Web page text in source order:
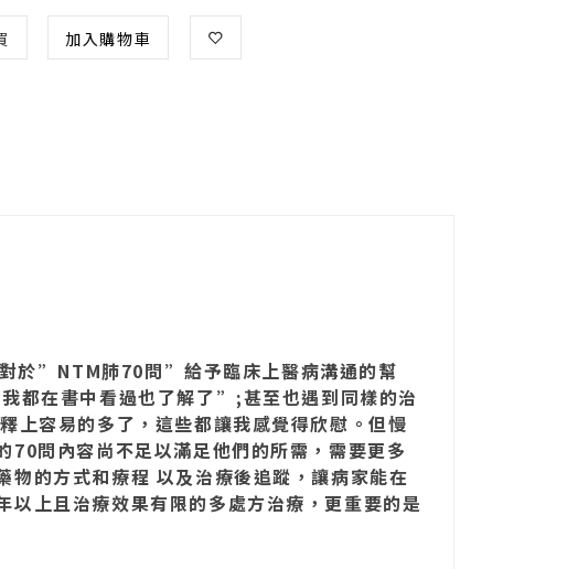
加入購物車
於”NTM肺70問”給予臨床上醫病溝通的幫
都在書中看過也了解了”;甚至也遇到同樣的治
上容易的多了，這些都讓我感覺得欣慰。但慢
70問內容尚不足以滿足他們的所需，需要更多
物的方式和療程 以及治療後追蹤，讓病家能在
上且治療效果有限的多處方治療，更重要的是